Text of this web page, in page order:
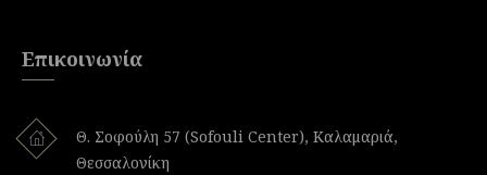
Επικοινωνία
Θ. Σοφούλη 57 (Sofouli Center), Καλαμαριά,
Θεσσαλονίκη